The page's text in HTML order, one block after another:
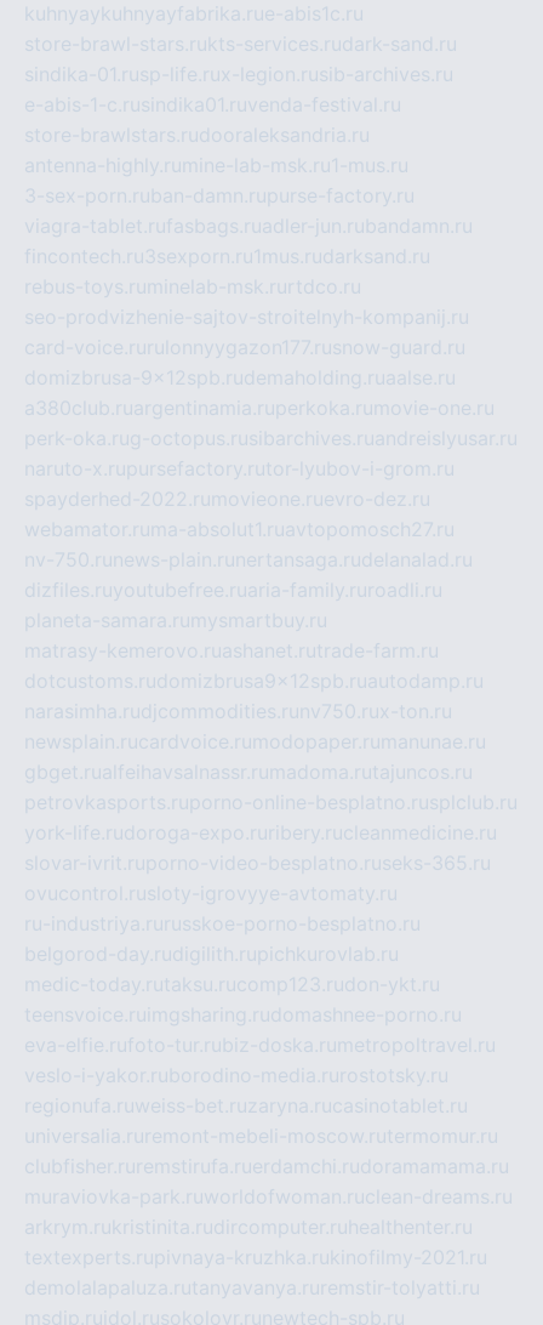
kuhnyaykuhnyayfabrika.rue-abis1c.ru
store-brawl-stars.rukts-services.rudark-sand.ru
sindika-01.rusp-life.rux-legion.rusib-archives.ru
e-abis-1-c.rusindika01.ruvenda-festival.ru
store-brawlstars.rudooraleksandria.ru
antenna-highly.ru mine-lab-msk.ru1-mus.ru
3-sex-porn.ruban-damn.rupurse-factory.ru
viagra-tablet.rufasbags.ruadler-jun.rubandamn.ru
fincontech.ru3sexporn.ru1mus.rudarksand.ru
rebus-toys.ru minelab-msk.ru rtdco.ru
seo-prodvizhenie-sajtov-stroitelnyh-kompanij.ru
card-voice.ru rulonnyygazon177.rusnow-guard.ru
domizbrusa-9x12spb.rudemaholding.ruaalse.ru
a380club.ruargentinamia.ruperkoka.ru movie-one.ru
perk-oka.rug-octopus.rusibarchives.ruandreislyusar.ru
naruto-x.rupursefactory.rutor-lyubov-i-grom.ru
spayderhed-2022.ru movieone.ruevro-dez.ru
webamator.ru ma-absolut1.ruavtopomosch27.ru
nv-750.ru news-plain.ru nertansaga.rudelanalad.ru
dizfiles.ruyoutubefree.ruaria-family.ru roadli.ru
planeta-samara.ru mysmartbuy.ru
matrasy-kemerovo.ruashanet.rutrade-farm.ru
dotcustoms.rudomizbrusa9x12spb.ruautodamp.ru
narasimha.rudjcommodities.ru nv750.rux-ton.ru
newsplain.rucardvoice.ru modopaper.ru manunae.ru
gbget.rualfeihavsalnassr.ru madoma.rutajuncos.ru
petrovkasports.ruporno-online-besplatno.rusplclub.ru
york-life.rudoroga-expo.ru ribery.rucleanmedicine.ru
slovar-ivrit.ruporno-video-besplatno.ruseks-365.ru
ovucontrol.rusloty-igrovyye-avtomaty.ru
ru-industriya.ru russkoe-porno-besplatno.ru
belgorod-day.rudigilith.rupichkurovlab.ru
medic-today.rutaksu.rucomp123.rudon-ykt.ru
teensvoice.ru imgsharing.rudomashnee-porno.ru
eva-elfie.rufoto-tur.rubiz-doska.ru metropoltravel.ru
veslo-i-yakor.ruborodino-media.ru rostotsky.ru
regionufa.ruweiss-bet.ruzaryna.rucasinotablet.ru
universalia.ru remont-mebeli-moscow.rutermomur.ru
clubfisher.ru remstirufa.ruerdamchi.rudoramamama.ru
muraviovka-park.ruworldofwoman.ruclean-dreams.ru
arkrym.rukristinita.rudircomputer.ru healthenter.ru
textexperts.rupivnaya-kruzhka.rukinofilmy-2021.ru
demolalapaluza.rutanyavanya.ru remstir-tolyatti.ru
msdip.ru jdol.rusokolovr.ru newtech-spb.ru